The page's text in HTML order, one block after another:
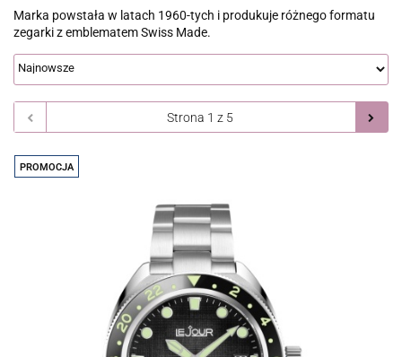
Marka powstała w latach 1960-tych i produkuje różnego formatu
zegarki z emblematem Swiss Made.
PROMOCJA